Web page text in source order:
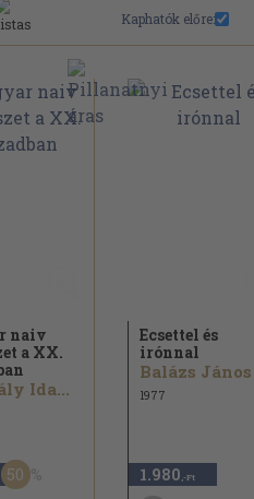
Kaphatók előre:
naiv
a XX.
Ida...
50
Ecsettel és
irónnal
Balázs János
1977
1.980 ,-Ft